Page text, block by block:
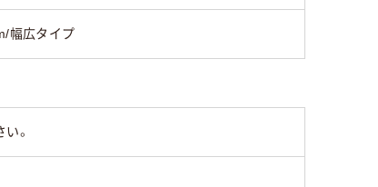
幅広タイプ
。